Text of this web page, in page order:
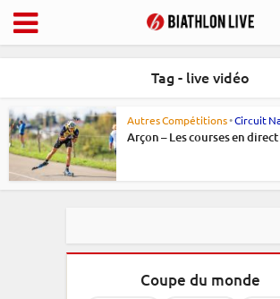
Tag - live vidéo
Autres Compétitions•Circuit
Arçon – Les courses en
Coupe du monde